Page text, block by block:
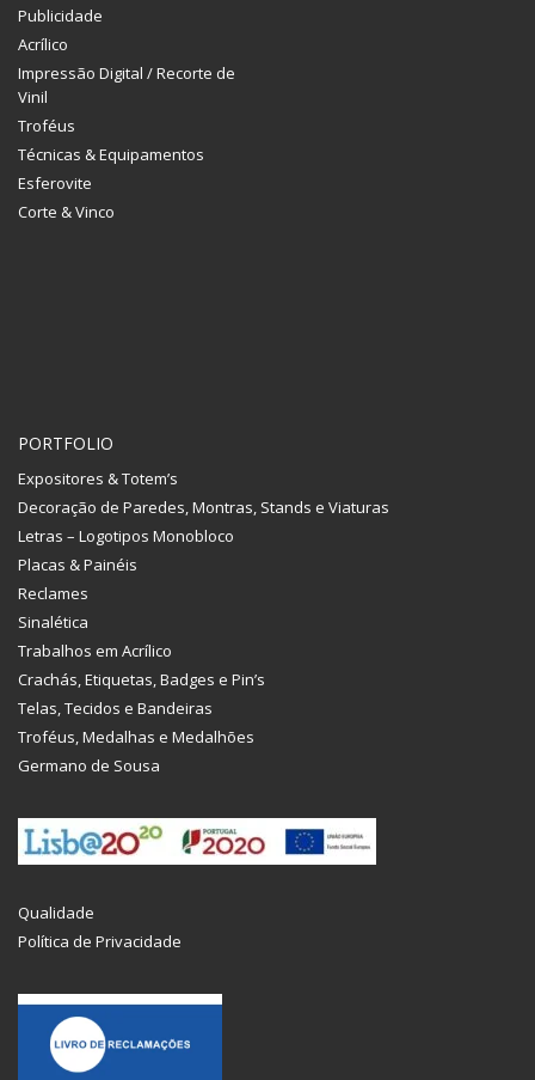
Publicidade
Acrílico
Impressão Digital / Recorte de
Vinil
Troféus
Técnicas & Equipamentos
Esferovite
Corte & Vinco
PORTFOLIO
Expositores & Totem’s
Decoração de Paredes, Montras, Stands e Viaturas
Letras – Logotipos Monobloco
Placas & Painéis
Reclames
Sinalética
Trabalhos em Acrílico
Crachás, Etiquetas, Badges e Pin’s
Telas, Tecidos e Bandeiras
Troféus, Medalhas e Medalhões
Germano de Sousa
Qualidade
Política de Privacidade